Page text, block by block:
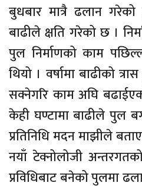
बुधबार मात्रै ढलान
बाढीले क्षति गरेको छ ।
पुल निर्माणको काम
थियो । वर्षामा बाढीको
सक्नेगरि काम अघि
केही घण्टामा बाढीले पुल
प्रतिनिधि मदन माझीले
नयाँ टेक्नोलोजी
प्रविधिबाट बनेको पुलमा